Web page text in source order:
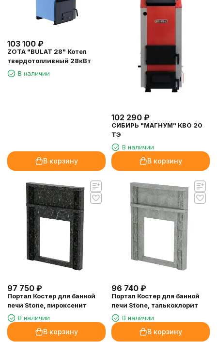
103 100 ₽
ZOTA "BULAT 28" Котел
твердотопливный 28кВт
В наличии
В корзину
102 290 ₽
СИБИРЬ "МАГНУМ" КВО 20
ТЭ
В наличии
В корзину
97 750 ₽
Портал Костер для банной
печи Stone, пироксенит
В наличии
В корзину
96 740 ₽
Портал Костер для банной
печи Stone, талькохлорит
В наличии
В корзину